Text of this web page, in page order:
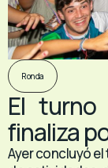
Ronda
El turno
finaliza
Ayer concluyó